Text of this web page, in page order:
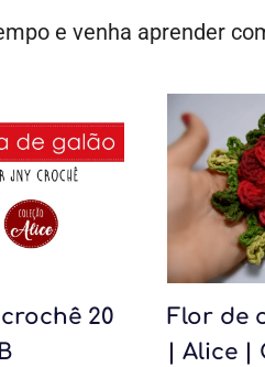
e venha aprender
20
Flor de
| Alice |